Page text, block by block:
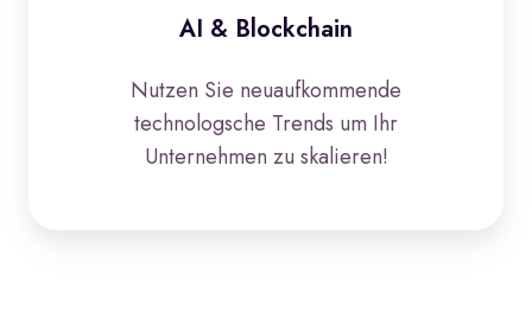
AI & Blockchain
Nutzen Sie neuaufkommende
technologsche Trends um Ihr
Unternehmen zu skalieren!